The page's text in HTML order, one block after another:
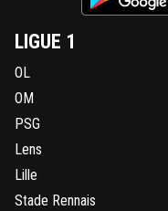
LIGUE 1
OL
OM
PSG
Lens
Lille
Stade Rennais